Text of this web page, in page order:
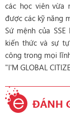
các học viên vừa
được các kỹ năng
Sứ mệnh của
kiến thức và sự
công trong mọi
"I'M GLOBAL
ĐÁNH